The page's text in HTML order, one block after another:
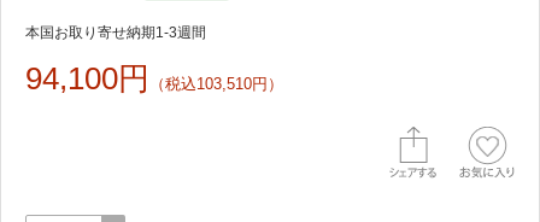
本国お取り寄せ納期1-3週間
94,100円 （税込103,510円）